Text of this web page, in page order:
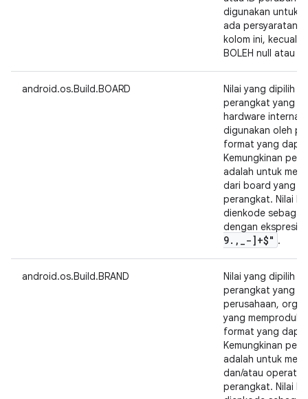
digunakan untuk
ada persyaratan
kolom ini, kecuali
BOLEH null atau
android.os.Build.BOARD
Nilai yang dipilih
perangkat yang
hardware internal
digunakan oleh
format yang
Kemungkinan
adalah untuk
dari board yang
perangkat. Nilai
dienkode sebagai
dengan ekspresi
9. , _-]+$" .
android.os.Build.BRAND
Nilai yang dipilih
perangkat yang
perusahaan,
yang
format yang
Kemungkinan
adalah untuk
dan/atau operator
perangkat. Nilai